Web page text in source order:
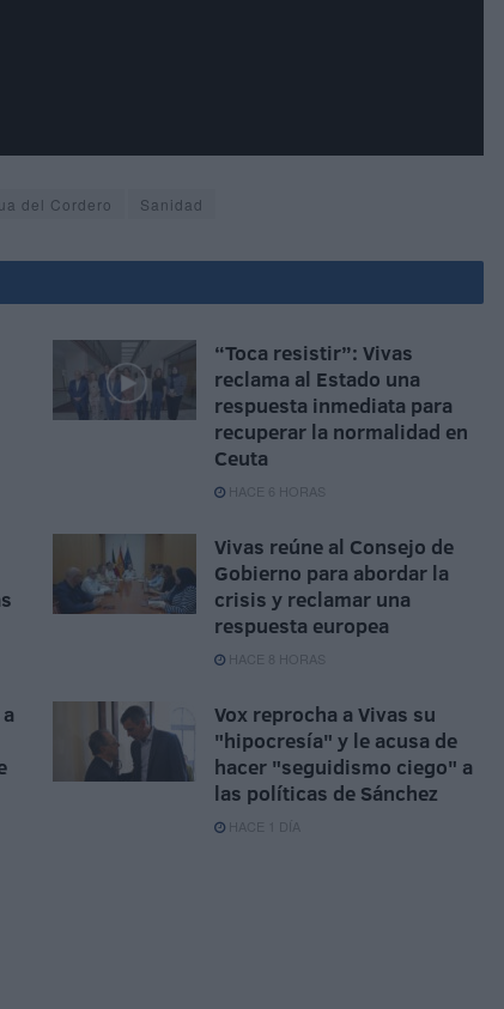
del Cordero Sanidad
“Toca resistir”: Vivas
reclama al Estado una
respuesta inmediata para
recuperar la normalidad en
Ceuta
HACE 6 HORAS
Vivas reúne al Consejo de
Gobierno para abordar la
crisis y reclamar una
respuesta europea
HACE 8 HORAS
Vox reprocha a Vivas su
"hipocresía" y le acusa de
hacer "seguidismo ciego" a
las políticas de Sánchez
HACE 1 DÍA